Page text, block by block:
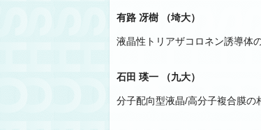
有路 冴樹 （埼大）
液晶性トリアザコロネン誘導体
石田 瑛一 （九大）
分子配向型液晶/高分子複合膜の